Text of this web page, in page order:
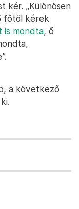
„Különösen
főtől kérek
is mondta, ő
a következő